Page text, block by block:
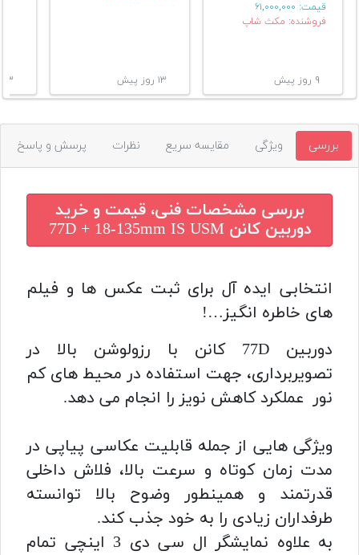
قیمت: ۶۱,۰۰۰,۰۰۰
فروشنده: مکث شاپ
۹ روز پیش ۱۳ روز پیش ۱۳ روز پیش
بررسی ویژگی مقایسه سریع نظرات پرسش و پاسخ
بررسی مشخصات فنی، قیمت و خرید
دوربین کانن 77D + 18-135mm IS USM
انتخابی ایده آل برای ثبت عکس ها و فیلم
های خاطره انگیز…!
دوربین 77D کانن با رزولوشن بالا در
تصویربرداری، جهت استفاده در محیط های کم
نور عملکرد کاهش نویز را انجام می دهد.
ویژگی هایی از جمله قابلیت عکاسی پیاپی در
مدت زمان کوتاه و سرعت بالا، فلاش داخلی
قدرتمند و همینطور وضوح بالا توانسته
طرفداران زیادی را به خود جذب کند.
به علاوه نمایشگر ال سی دی 3 اینچی تمام